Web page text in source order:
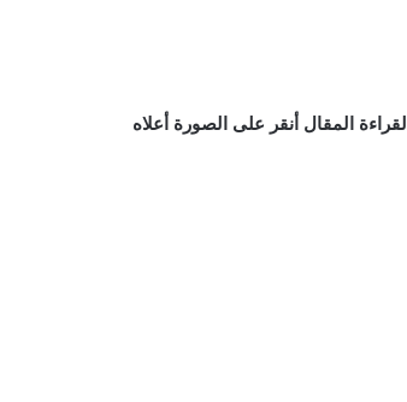
لقراءة المقال أنقر على الصورة أعلاه